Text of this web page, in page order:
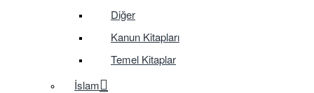
Diğer
Kanun Kitapları
Temel Kitaplar
İslam